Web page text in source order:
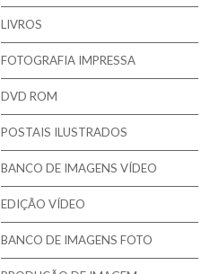
LIVROS
FOTOGRAFIA IMPRESSA
DVD ROM
POSTAIS ILUSTRADOS
BANCO DE IMAGENS VÍDEO
EDIÇÃO VÍDEO
BANCO DE IMAGENS FOTO